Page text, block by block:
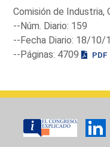
Comisión de Industria,
--Núm. Diario: 159
--Fecha Diario: 18/10/
--Páginas: 4709
PDF